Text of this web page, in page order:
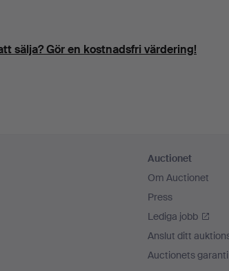
sälja? Gör en kostnadsfri värdering!
Auctionet
Om Auctionet
Press
Lediga jobb
Anslut ditt
Auctionets garanti